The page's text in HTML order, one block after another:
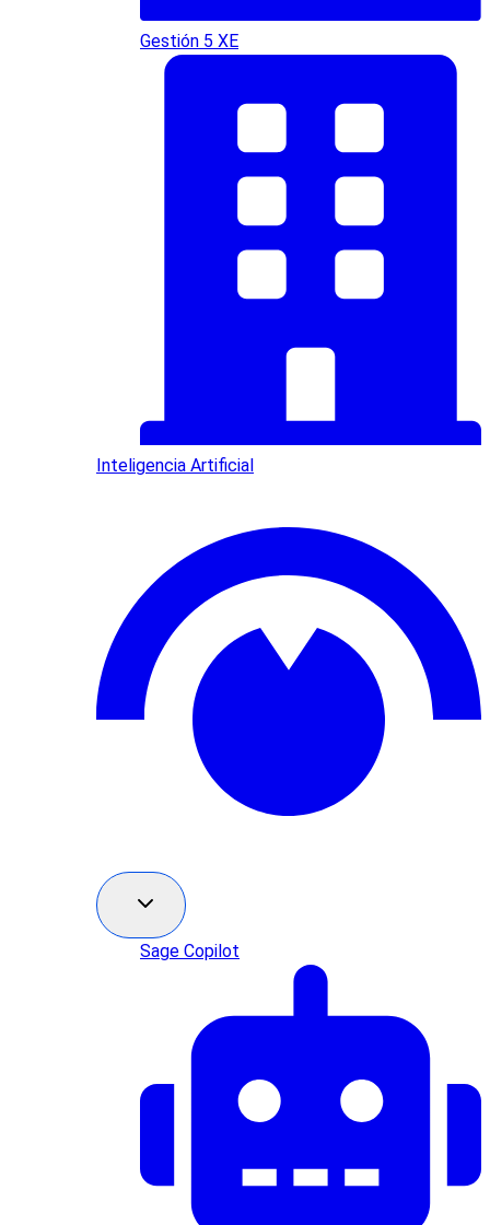
Gestión 5 XE
Inteligencia Artificial
Sage Copilot